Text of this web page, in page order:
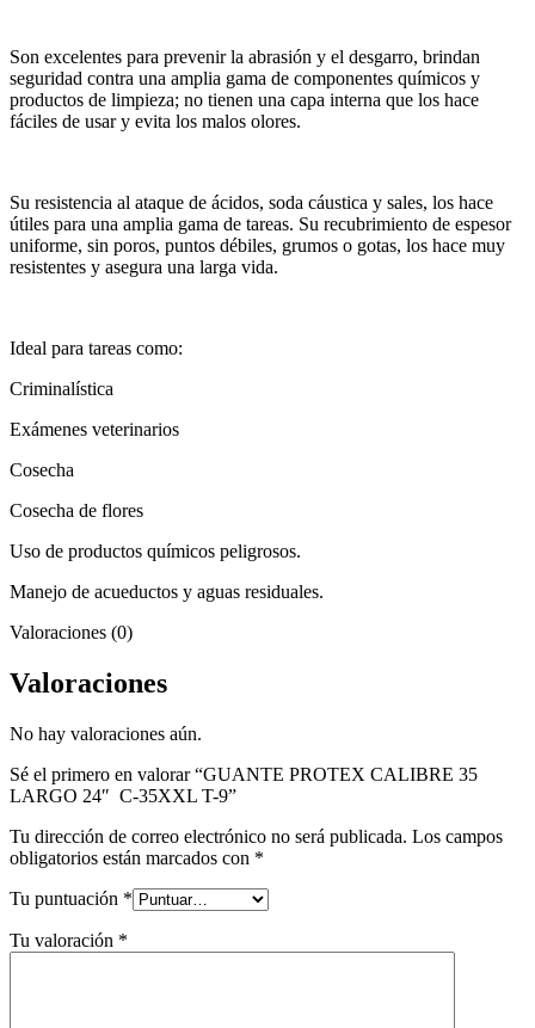
Son excelentes para prevenir la abrasión y el desgarro, brindan
seguridad contra una amplia gama de componentes químicos y
productos de limpieza; no tienen una capa interna que los hace
fáciles de usar y evita los malos olores.
Su resistencia al ataque de ácidos, soda cáustica y sales, los hace
útiles para una amplia gama de tareas. Su recubrimiento de espesor
uniforme, sin poros, puntos débiles, grumos o gotas, los hace muy
resistentes y asegura una larga vida.
Ideal para tareas como:
Criminalística
Exámenes veterinarios
Cosecha
Cosecha de flores
Uso de productos químicos peligrosos.
Manejo de acueductos y aguas residuales.
Valoraciones (0)
Valoraciones
No hay valoraciones aún.
Sé el primero en valorar “GUANTE PROTEX CALIBRE 35
LARGO 24″ C-35XXL T-9”
Tu dirección de correo electrónico no será publicada. Los campos
obligatorios están marcados con *
Tu puntuación *
Tu valoración *